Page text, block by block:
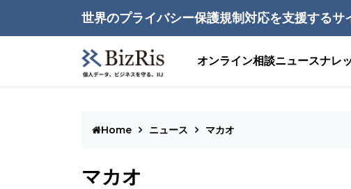
世界のプライバシー保護規制対応を支援するサ
オンライン相談ニュースナレ
Home ニュース マカオ
マカオ